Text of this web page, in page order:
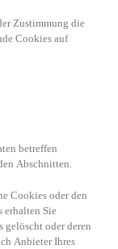
Zustimmung die
Cookies auf
betreffen
Abschnitten.
Cookies oder den
erhalten Sie
oder deren
Anbieter Ihres